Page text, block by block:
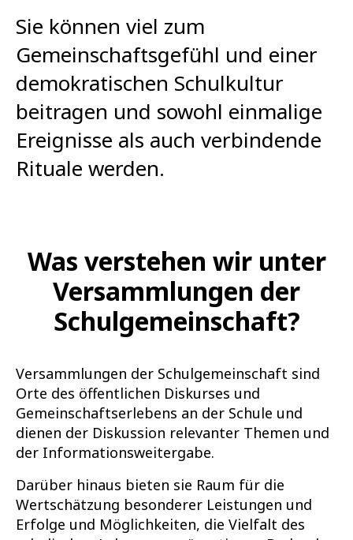
Sie können viel zum
Gemeinschaftsgefühl und einer
demokratischen Schulkultur
beitragen und sowohl einmalige
Ereignisse als auch verbindende
Rituale werden.
Was verstehen wir unter
Versammlungen der
Schulgemeinschaft?
Versammlungen der Schulgemeinschaft sind
Orte des öffentlichen Diskurses und
Gemeinschaftserlebens an der Schule und
dienen der Diskussion relevanter Themen und
der Informationsweitergabe.
Darüber hinaus bieten sie Raum für die
Wertschätzung besonderer Leistungen und
Erfolge und Möglichkeiten, die Vielfalt des